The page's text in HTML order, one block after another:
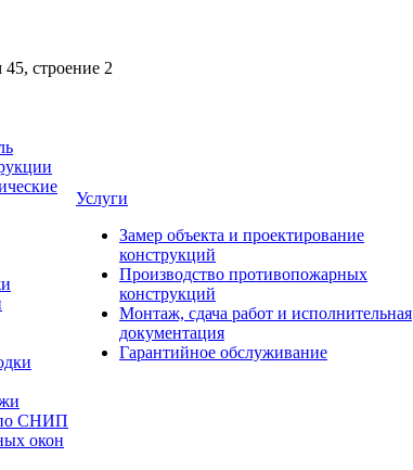
строение 2
по СНИП
окон
Услуги
Замер объекта и проектирование
конструкций
Производство противопожарных
конструкций
Монтаж, сдача работ и исполнительная
документация
Гарантийное обслуживание